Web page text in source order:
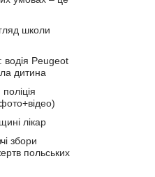
школи
водія Peugeot
дитина
лікар
збори
польських